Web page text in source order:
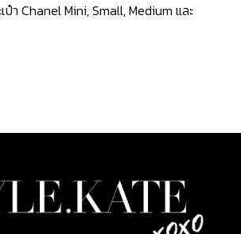
ป๋า Chanel Mini, Small, Medium และ